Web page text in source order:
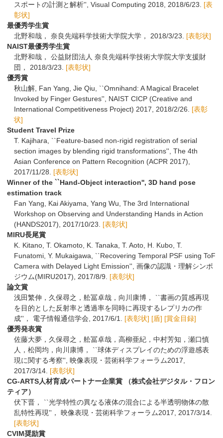
スポートの計測と解析'', Visual Computing 2018, 2018/6/23. [表
彰状]
最優秀学生賞
北野和哉， 奈良先端科学技術大学院大学， 2018/3/23. [表彰状]
NAIST最優秀学生賞
北野和哉， 公益財団法人 奈良先端科学技術大学院大学支援財
団， 2018/3/23. [表彰状]
優秀賞
秋山解, Fan Yang, Jie Qiu, ``Omnihand: A Magical Bracelet
Invoked by Finger Gestures'', NAIST CICP (Creative and
International Competitiveness Project) 2017, 2018/2/26. [表彰
状]
Student Travel Prize
T. Kajihara, ``Feature-based non-rigid registration of serial
section images by blending rigid transformations'', The 4th
Asian Conference on Pattern Recognition (ACPR 2017),
2017/11/28. [表彰状]
Winner of the ``Hand-Object interaction'', 3D hand pose
estimation track
Fan Yang, Kai Akiyama, Yang Wu, The 3rd International
Workshop on Observing and Understanding Hands in Action
(HANDS2017), 2017/10/23. [表彰状]
MIRU長尾賞
K. Kitano, T. Okamoto, K. Tanaka, T. Aoto, H. Kubo, T.
Funatomi, Y. Mukaigawa, ``Recovering Temporal PSF using ToF
Camera with Delayed Light Emission'', 画像の認識・理解シンポ
ジウム(MIRU2017), 2017/8/9. [表彰状]
論文賞
浅田繁伸，久保尋之，舩冨卓哉，向川康博， ``書画の質感再現
を目的とした反射率と透過率を同時に再現するレプリカの作
成''， 電子情報通信学会, 2017/6/1. [表彰状] [盾] [賞金目録]
優秀発表賞
佐藤大夢，久保尋之，舩冨卓哉，高柳亜紀，中村芳知，瀬口慎
人，松岡均，向川康博， ``球体ディスプレイのための浮遊感表
現に関する考察'', 映像表現・芸術科学フォーラム2017,
2017/3/14. [表彰状]
CG-ARTS人材育成パートナー企業賞 （株式会社デジタル・フロン
ティア）
伏下晋， ``光学特性の異なる液体の混合による半透明物体の散
乱特性再現''， 映像表現・芸術科学フォーラム2017, 2017/3/14.
[表彰状]
CVIM奨励賞